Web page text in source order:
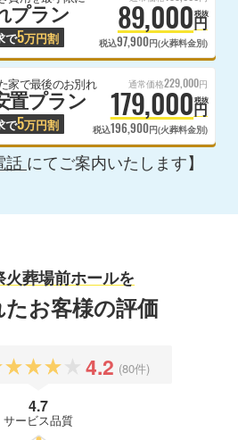
プラン
で5万円割
89,000円
税抜
税込97,900円(火葬料金別)
家で最後のお別れ
置プラン
で5万円割
通常価格229,000円
179,000円
税抜
税込196,900円(火葬料金別)
話 にてご案内いたします】
火葬場前ホールを
お客様の評価
4.2 (80件)
4.7
サービス品質